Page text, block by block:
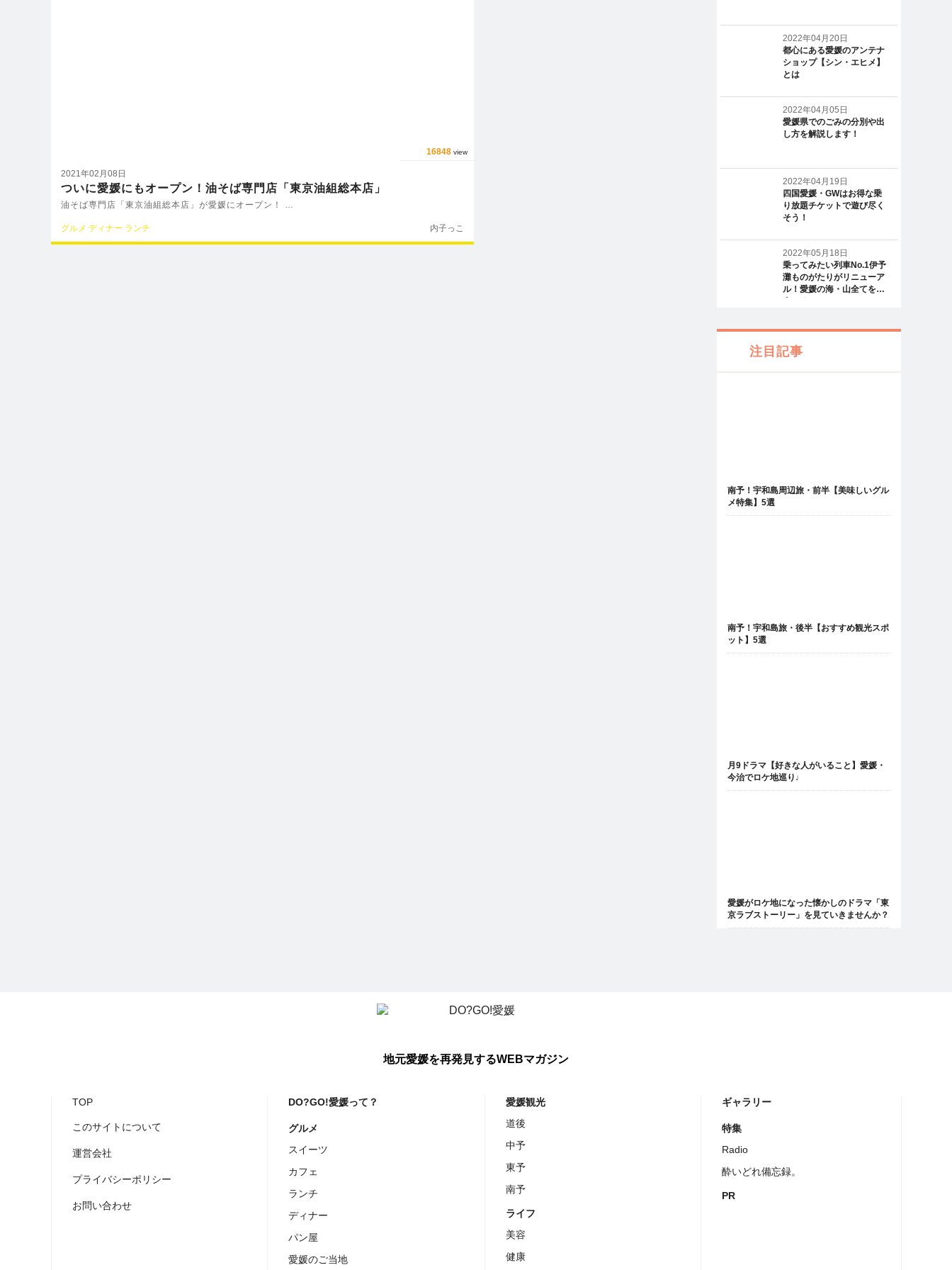
16848 view
2021年02月08日
ついに愛媛にもオープン！油そば専門店「東京油組総本店」
油そば専門店「東京油組総本店」が愛媛にオープン！ …
グルメ ディナー ランチ 内子っこ
2022年04月20日
都心にある愛媛のアンテナ
ショップ【シン・エヒメ】
とは
2022年04月05日
愛媛県でのごみの分別や出
し方を解説します！
2022年04月19日
四国愛媛・GWはお得な乗
り放題チケットで遊び尽く
そう！
2022年05月18日
乗ってみたい列車No.1伊予
灘ものがたりがリニューア
ル！愛媛の海・山全てを一
注目記事
南予！宇和島周辺旅・前半【美味しいグル
メ特集】5選
南予！宇和島旅・後半【おすすめ観光スポ
ット】5選
月9ドラマ【好きな人がいること】愛媛・
今治でロケ地巡り♩
愛媛がロケ地になった懐かしのドラマ「東
京ラブストーリー」を見ていきませんか？
地元愛媛を再発見するWEBマガジン
TOP
このサイトについて
運営会社
プライバシーポリシー
お問い合わせ
DO?GO!愛媛って？
グルメ
スイーツ
カフェ
ランチ
ディナー
パン屋
愛媛のご当地
愛媛観光
道後
中予
東予
南予
ライフ
美容
健康
ギャラリー
特集
Radio
酔いどれ備忘録。
PR